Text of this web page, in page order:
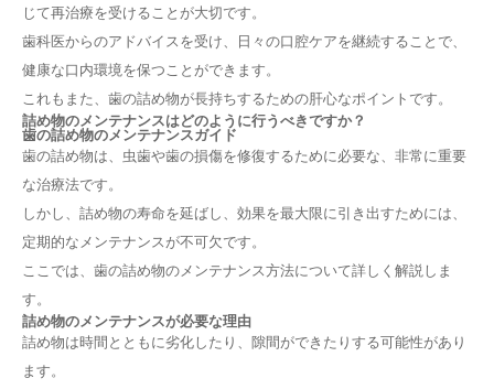
じて再治療を受けることが大切です。
歯科医からのアドバイスを受け、日々の口腔ケアを継続することで、
健康な口内環境を保つことができます。
これもまた、歯の詰め物が長持ちするための肝心なポイントです。
詰め物のメンテナンスはどのように行うべきですか？
歯の詰め物のメンテナンスガイド
歯の詰め物は、虫歯や歯の損傷を修復するために必要な、非常に重要
な治療法です。
しかし、詰め物の寿命を延ばし、効果を最大限に引き出すためには、
定期的なメンテナンスが不可欠です。
ここでは、歯の詰め物のメンテナンス方法について詳しく解説しま
す。
詰め物のメンテナンスが必要な理由
詰め物は時間とともに劣化したり、隙間ができたりする可能性があり
ます。